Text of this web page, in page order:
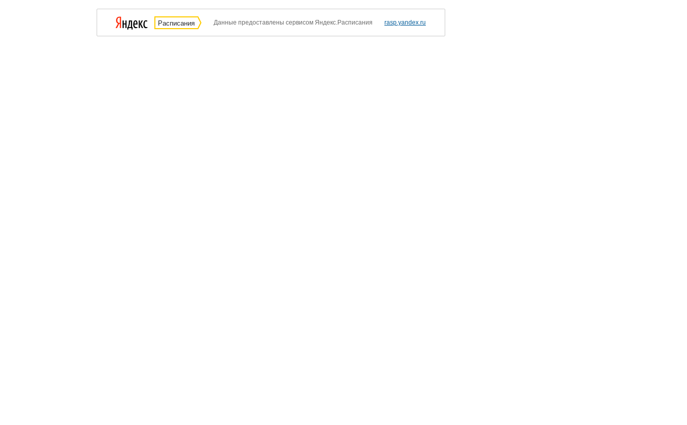
Расписания Данные предоставлены сервисом Яндекс.Расписания rasp.yandex.ru